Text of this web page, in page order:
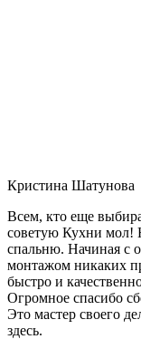
Кристина Шатунова
Всем, кто еще
советую Кухни мол!
спальню. Начиная с
монтажом никаких
быстро и
Огромное спасибо
Это мастер своего
здесь.